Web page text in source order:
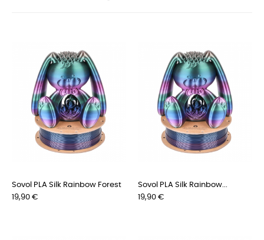
Sovol PLA Silk Rainbow Forest
Prix
19,90 €
Sovol PLA Silk Rainbow...
Prix
19,90 €